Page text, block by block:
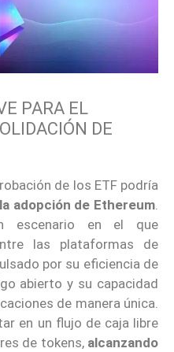
PARA EL
DE
de los ETF podría
adopción de Ethereum.
escenario en el que
las plataformas de
por su eficiencia de
abierto y su capacidad
de manera única.
en un flujo de caja libre
de tokens, alcanzando